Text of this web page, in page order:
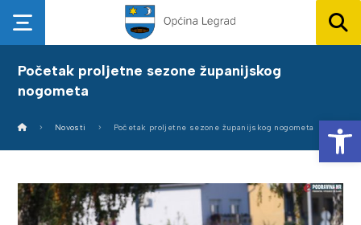
Početak proljetne sezone županijskog
nogometa
Novosti Početak proljetne sezone županijskog nogometa